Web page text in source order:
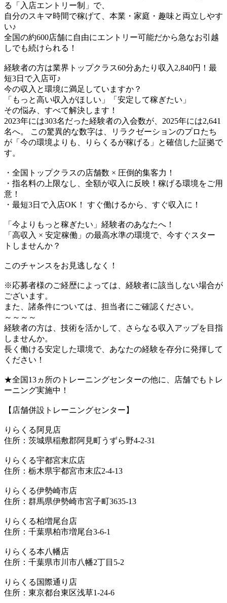
る「入店エントリー制」で、
​自分のスキマ時間で稼げて、本業・家庭・趣味と両立しやす
い♪​
全国の約600店舗に自由にエントリー可能だから急なお引越
しでも続けられる！
経験者の方は業界トップクラス60分あたり収入2,840円！最
短3日で入店可♪
今の収入と環境に満足していますか？
「もっと高い収入がほしい」「安定して稼ぎたい」
その悩み、すべて解決します！
2023年には303名だった経験者の入会数が、2025年には2,641
名へ。 この驚異的な数字は、リラクゼーションのプロたち
が「今の環境よりも、りらくるが稼げる」と確信した証拠で
す。
・全国トップクラスの店舗数 × 圧倒的集客力！
・指名料の上限なし、全額が収入に反映！稼げる環境をご用
意！
・最短3日で入店OK！ すぐ働けるから、すぐ収入に！
「今よりもっと稼ぎたい」経験者のあなたへ！
「高収入 × 安定稼働」の最高水準の環境で、今すぐスター
トしませんか？
このチャンスをお見逃しなく！
※応募者様のご経歴によっては、経験者に該当しない場合が
ございます。
また、諸条件については、担当者にご確認ください。
～～～～
経験者の方は、技術を活かして、さらなる収入アップを目指
しませんか。
長く働ける安定した環境で、あなたの経験を存分に発揮して
ください！
★全国13ヵ所のトレーニングセンターの他に、店舗でもトレ
ーニング実施中！
【店舗併設トレーニングセンター】
りらくる阿見店
住所：茨城県稲敷郡阿見町うずら野4-2-31
りらくる宇都宮末広店
住所：栃木県宇都宮市末広2-4-13
りらくる伊勢崎市店
住所：群馬県伊勢崎市宮子町3635-13
りらくる柏増尾台店
住所：千葉県柏市増尾台3-6-1
りらくる本八幡店
住所：千葉県市川市八幡2丁目5-2
りらくる国際通り店
住所：東京都台東区浅草1-24-6